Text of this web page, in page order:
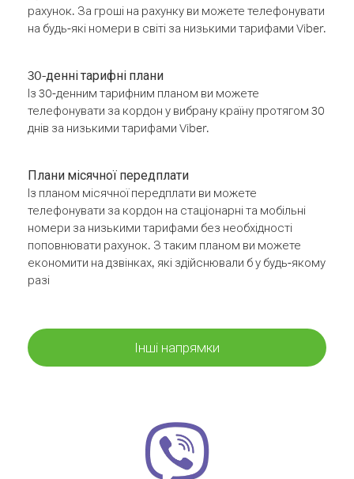
рахунок. За гроші на рахунку ви можете телефонувати
на будь-які номери в світі за низькими тарифами Viber.
30-денні тарифні плани
Із 30-денним тарифним планом ви можете
телефонувати за кордон у вибрану країну протягом 30
днів за низькими тарифами Viber.
Плани місячної передплати
Із планом місячної передплати ви можете
телефонувати за кордон на стаціонарні та мобільні
номери за низькими тарифами без необхідності
поповнювати рахунок. З таким планом ви можете
економити на дзвінках, які здійснювали б у будь-якому
разі
Інші напрямки